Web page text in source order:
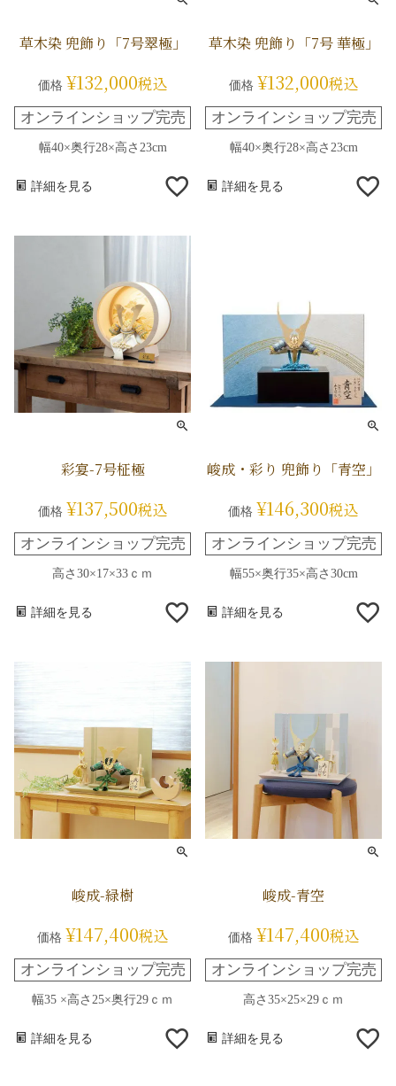
草木染 兜飾り「7号翠極」
価格 ¥132,000税込
オンラインショップ完売
幅40×奥行28×高さ23cm
詳細を見る
草木染 兜飾り「7号 華極」
価格 ¥132,000税込
オンラインショップ完売
幅40×奥行28×高さ23cm
詳細を見る
彩宴-7号柾極
価格 ¥137,500税込
オンラインショップ完売
高さ30×17×33ｃｍ
詳細を見る
峻成・彩り 兜飾り「青空」
価格 ¥146,300税込
オンラインショップ完売
幅55×奥行35×高さ30cm
詳細を見る
峻成-緑樹
価格 ¥147,400税込
オンラインショップ完売
幅35 ×高さ25×奥行29ｃｍ
詳細を見る
峻成-青空
価格 ¥147,400税込
オンラインショップ完売
高さ35×25×29ｃｍ
詳細を見る